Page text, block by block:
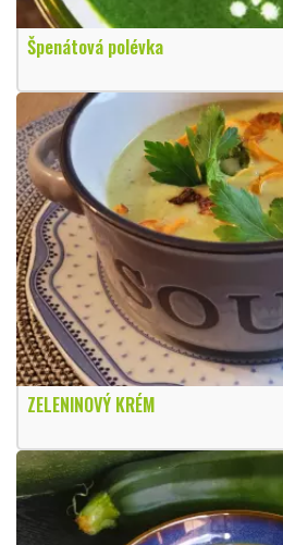
Špenátová polévka
ZELENINOVÝ KRÉM